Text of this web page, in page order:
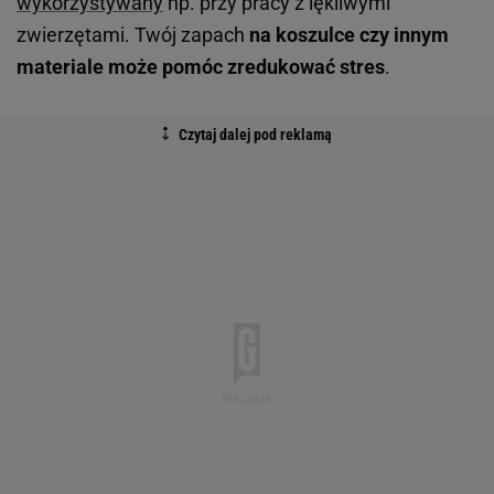
zwierzętami. Twój zapach na koszulce czy innym
materiale może pomóc zredukować stres.